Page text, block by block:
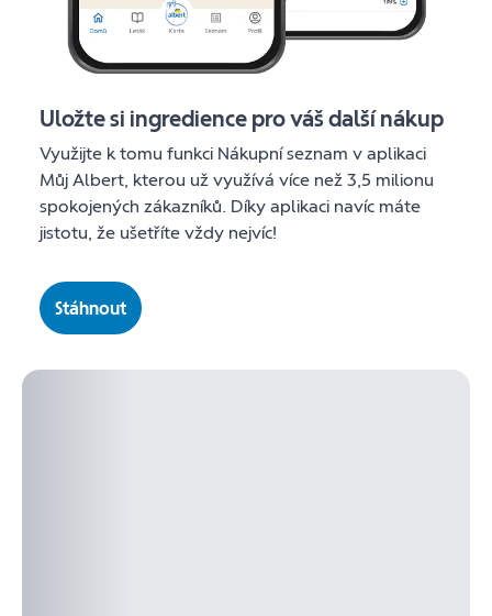
Uložte si ingredience pro váš další nákup
Využijte k tomu funkci Nákupní seznam v aplikaci
Můj Albert, kterou už využívá více než 3,5 milionu
spokojených zákazníků. Díky aplikaci navíc máte
jistotu, že ušetříte vždy nejvíc!
Stáhnout